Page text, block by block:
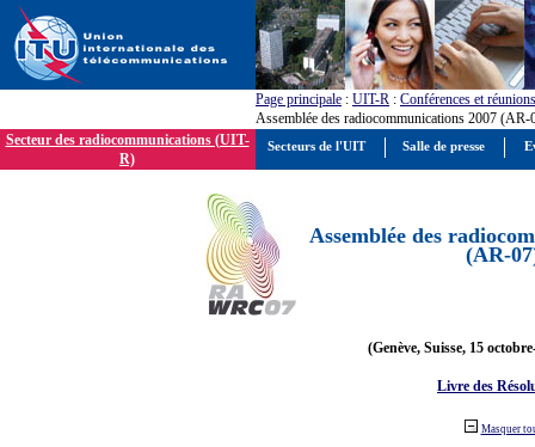
Page principale : UIT-R : Conférences et réunions
Assemblée des radiocommunications 2007 (AR-
Secteur des radiocommunications (UIT-
R)
Assemblée des
(AR-
(Genève, Suisse, 15
Livre des
Masquer
Secteurs de l'UIT Salle de presse